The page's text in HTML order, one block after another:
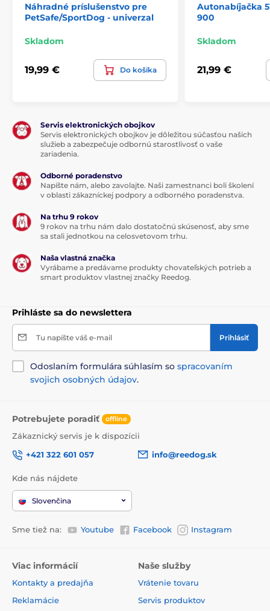
Náhradné príslušenstvo pre
PetSafe/SportDog - univerzal
Skladom
19,99 € Do košíka
Autonabíjačka
900
Skladom
21,99 €
Servis elektronických obojkov
Servis elektronických obojkov je dôležitou súčasťou našich
služieb a zabezpečuje odbornú starostlivosť o vaše
zariadenia.
Odborné poradenstvo
Napíšte nám, alebo zavolajte. Naši zamestnanci boli školení
v oblasti zákazníckej podpory a odborného poradenstva.
Na trhu 9 rokov
9 rokov na trhu nám dalo dostatočnú skúsenosť, aby sme
sa stali jednotkou na celosvetovom trhu.
Naša vlastná značka
Vyrábame a predávame produkty chovateľských potrieb a
smart produktov vlastnej značky Reedog.
Prihláste sa do newslettera
Tu napíšte váš e-mail Prihlásiť
Odoslaním formulára súhlasím so spracovaním
svojich osobných údajov.
Potrebujete poradiť offline
Zákaznický servis je k dispozícii
+421 322 601 057
info@reedog.sk
Kde nás nájdete
Slovenčina
Sme tiež na: Youtube Facebook Instagram
Viac informácií
Kontakty a predajňa
Reklamácie
Naše služby
Vrátenie tovaru
Servis produktov